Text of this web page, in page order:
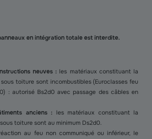
en intégration totale est interdite.
neuves : les matériaux constituant la
toiture sont incombustibles (Euroclasses feu
: autorisé Bs2d0 avec passage des câbles en
anciens : les matériaux constituant la
toiture sont au minimum Ds2d0.
au feu non communiqué ou inférieur, le